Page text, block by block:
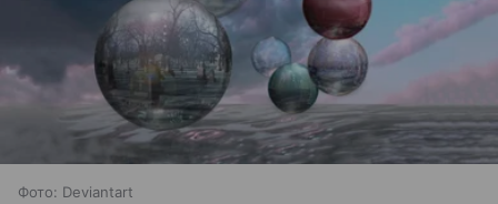
Фото: Deviantart